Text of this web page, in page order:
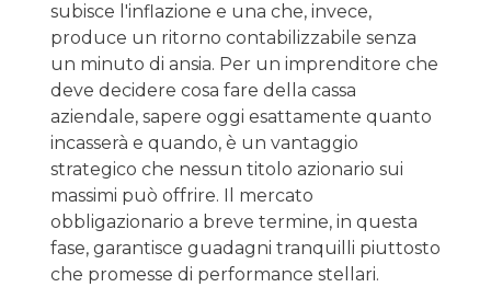
subisce l'inflazione e una che, invece,
produce un ritorno contabilizzabile senza
un minuto di ansia. Per un imprenditore che
deve decidere cosa fare della cassa
aziendale, sapere oggi esattamente quanto
incasserà e quando, è un vantaggio
strategico che nessun titolo azionario sui
massimi può offrire. Il mercato
obbligazionario a breve termine, in questa
fase, garantisce guadagni tranquilli piuttosto
che promesse di performance stellari.